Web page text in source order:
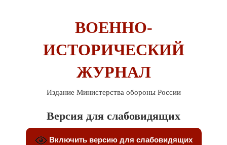
ВОЕННО-
ИСТОРИЧЕСКИЙ
ЖУРНАЛ
Издание Министерства обороны России
Версия для слабовидящих
Включить версию для слабовидящих